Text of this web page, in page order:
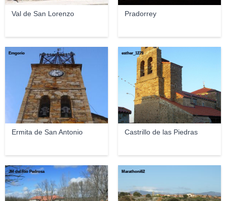
Val de San Lorenzo Pradorrey
Ermita de San Antonio
Emgorio
Castrillo de las Piedras
esther_1279
JM del Río Pedrosa Marathoni62